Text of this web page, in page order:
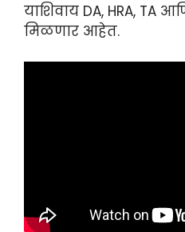
याशिवाय DA, HRA, TA
मिळणार आहेत.